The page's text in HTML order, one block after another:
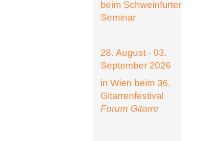
beim Schweinfurter
Seminar
28. August - 03.
September 2026
in Wien beim 36.
Gitarrenfestival
Forum Gitarre